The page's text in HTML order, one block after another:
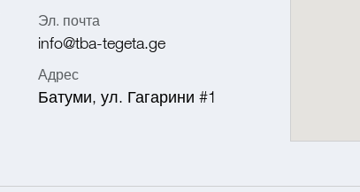
Эл. почта
info@tba-tegeta.ge
Адрес
Батуми, ул. Гагарини #1